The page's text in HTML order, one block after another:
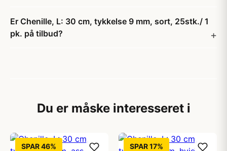
Er Chenille, L: 30 cm, tykkelse 9 mm, sort, 25stk./ 1
pk. på tilbud?
Du er måske interesseret i
SPAR 46% SPAR 17%